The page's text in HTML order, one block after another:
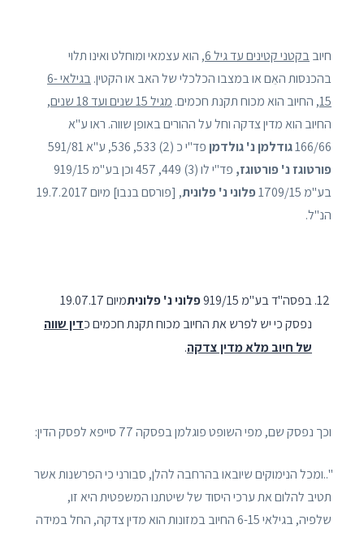
חיובבקטני קטינים עד גיל 6 , הוא עצמאי ומוחלט ואינו תלוי
בהכנסות האֵם או במצבו הכלכלי של האב או הקטין.
בגילאי 6-
15, החיוב הוא מכוח תקנת חכמים. מגיל 15 שנים ועד 18 שנים
,
החיוב הוא מדין צדקה וחל על ההורים באופן שווה. ראו ע"א
166/66גודלמן נ' גולדמן פד"י כ (2) 533, 536, ע"א 591/81
פורטוגז נ' פורטוגז,
פד"י לו (3) 449, 457 וכן בע"מ 919/15
בע"מ 1709/15
פלוני נ' פלונית
, [פורסם בנבו] מיום 19.7.2017
הנ"ל.
בפסה"ד בע"מ 919/15 פלוני נ' פלונית
מיום 19.07.17
נפסק כי יש לפרש את החיוב מכוח תקנת חכמים כדין שווה
של חיוב מלא מדין צדקה.
וכך נפסק שם, מפי השופט פוגלמן בפסקה 77 סייפא לפסק הדין:
"..ומכל הנימוקים שיובאו בהרחבה להלן, סבורני כי הפרשנות אשר
תטיב להלום את ערכי היסוד של שיטתנו המשפטית היא זו,
שלפיה, בגילאי 6-15 החיוב במזונות הוא מדין צדקה, החל במידה